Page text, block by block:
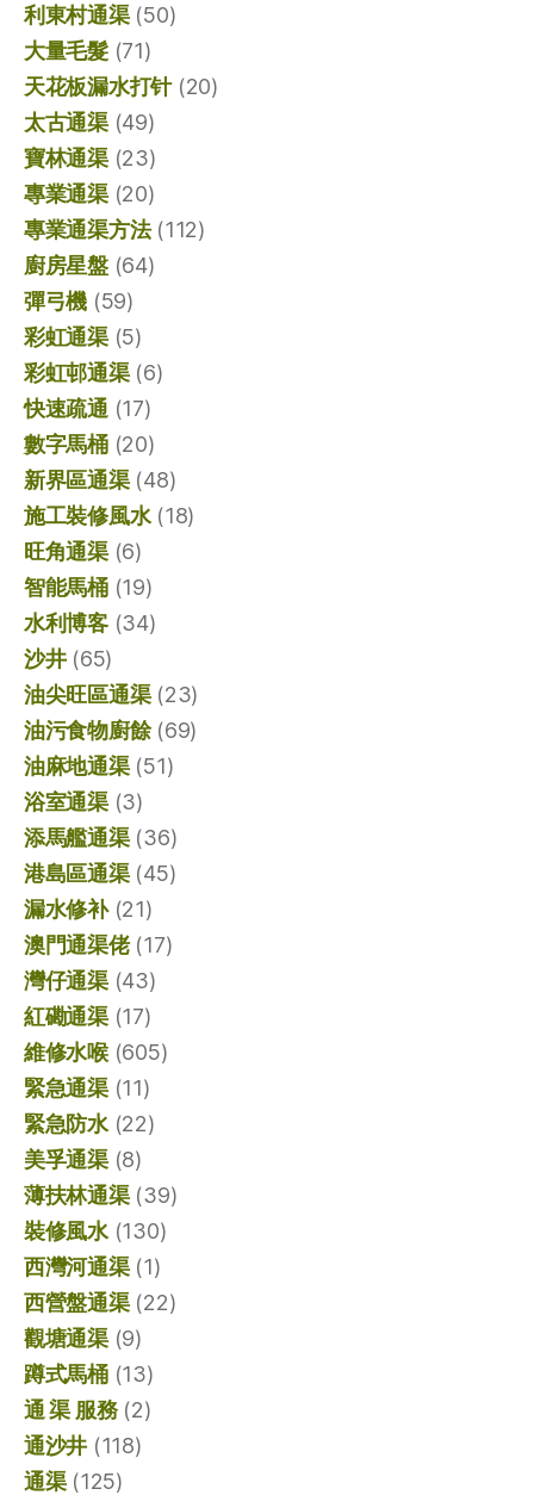
利東村通渠(50)
大量毛髮(71)
天花板漏水打针(20)
太古通渠(49)
寶林通渠(23)
專業通渠(20)
專業通渠方法(112)
廚房星盤(64)
彈弓機 (59)
彩虹通渠(5)
彩虹邨通渠(6)
快速疏通 (17)
數字馬桶(20)
新界區通渠(48)
施工裝修風水(18)
旺角通渠(6)
智能馬桶(19)
水利博客(34)
沙井(65)
油尖旺區通渠(23)
油污食物廚餘(69)
油麻地通渠(51)
浴室通渠(3)
添馬艦通渠(36)
港島區通渠(45)
漏水修补(21)
澳門通渠佬(17)
灣仔通渠(43)
紅磡通渠(17)
維修水喉(605)
緊急通渠(11)
緊急防水(22)
美孚通渠(8)
薄扶林通渠(39)
裝修風水(130)
西灣河通渠(1)
西營盤通渠(22)
觀塘通渠(9)
蹲式馬桶(13)
通 渠 服務(2)
通沙井 (118)
通渠(125)